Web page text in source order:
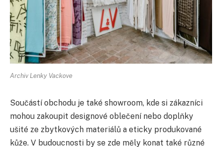
Archiv Lenky Vackove
Součástí obchodu je také showroom, kde si zákazníci
mohou zakoupit designové oblečení nebo doplňky
ušité ze zbytkových materiálů a eticky produkované
kůže. V budoucnosti by se zde měly konat také různé